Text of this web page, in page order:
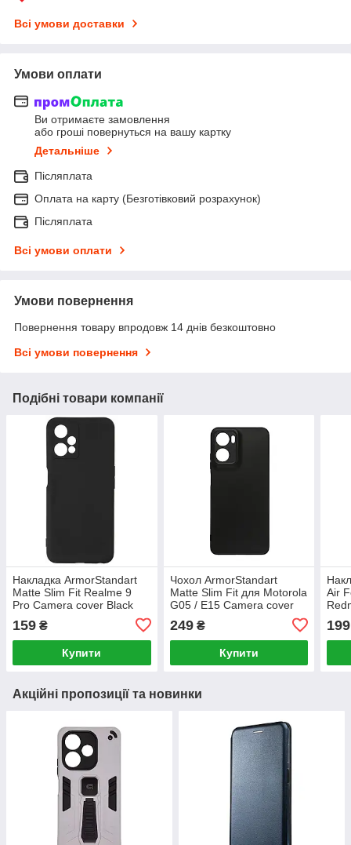
Всі умови доставки
Умови оплати
Ви отримаєте замовлення
або гроші повернуться на вашу картку
Детальніше
Післяплата
Оплата на карту (Безготівковий розрахунок)
Післяплата
Всі умови оплати
Умови повернення
Повернення товару впродовж 14 днів безкоштовно
Всі умови повернення
Подібні товари компанії
Накладка ArmorStandart
Matte Slim Fit Realme 9
Pro Camera cover Black
159 ₴
Купити
Чохол ArmorStandart
Matte Slim Fit для Motorola
G05 / E15 Camera cover
249₴
Купити
Air
199
Акційні пропозиції та новинки